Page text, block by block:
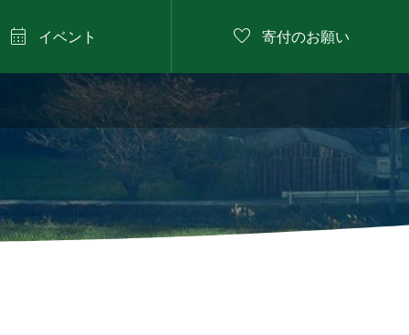
 イベント  寄付のお願い
2026年8月9日
にしたに野菜のバーベ
